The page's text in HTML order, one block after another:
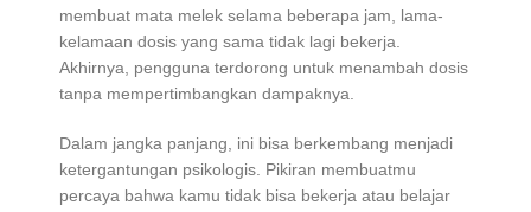
membuat mata melek selama beberapa jam, lama-
kelamaan dosis yang sama tidak lagi bekerja.
Akhirnya, pengguna terdorong untuk menambah dosis
tanpa mempertimbangkan dampaknya.
Dalam jangka panjang, ini bisa berkembang menjadi
ketergantungan psikologis. Pikiran membuatmu
percaya bahwa kamu tidak bisa bekerja atau belajar